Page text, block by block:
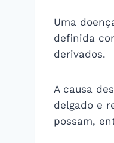
Uma
definida
derivados.
A causa
delgado e
possam,